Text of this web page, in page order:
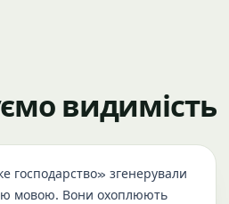
видимість
господарство» згенерували
мовою. Вони охоплюють